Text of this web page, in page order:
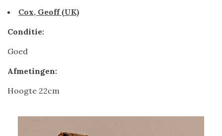
Cox, Geoff (UK)
Conditie:
Goed
Afmetingen:
Hoogte 22cm